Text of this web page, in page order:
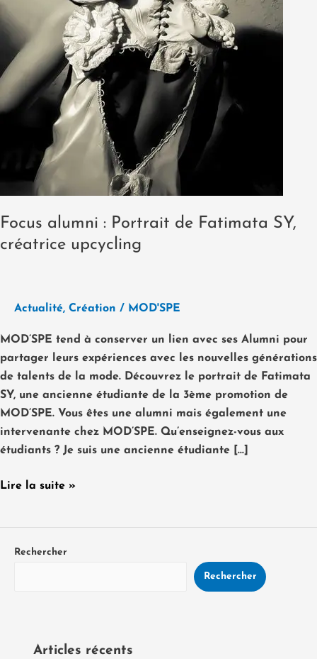
Focus alumni : Portrait de Fatimata SY,
créatrice upcycling
Actualité, Création / MOD'SPE
MOD’SPE tend à conserver un lien avec ses Alumni pour
partager leurs expériences avec les nouvelles générations
de talents de la mode. Découvrez le portrait de Fatimata
SY, une ancienne étudiante de la 3ème promotion de
MOD’SPE. Vous êtes une alumni mais également une
intervenante chez MOD’SPE. Qu’enseignez-vous aux
étudiants ? Je suis une ancienne étudiante […]
Lire la suite »
Rechercher
Rechercher
Articles récents